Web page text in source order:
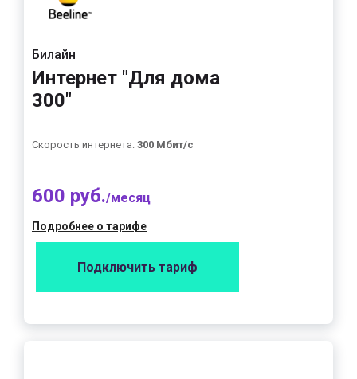
Билайн
Интернет "Для дома
300"
Скорость интернета: 300 Мбит/с
600 руб./месяц
Подробнее о тарифе
Подключить тариф